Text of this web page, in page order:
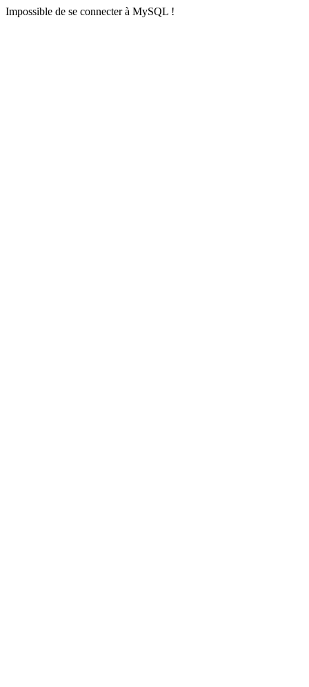
Impossible de se connecter à MySQL !